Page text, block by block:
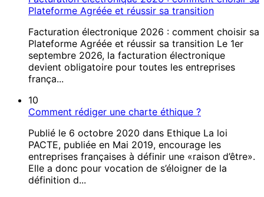
Plateforme Agréée et réussir sa transition
Facturation électronique 2026 : comment choisir sa
Plateforme Agréée et réussir sa transition Le 1er
septembre 2026, la facturation électronique
devient obligatoire pour toutes les entreprises
frança...
10
Comment rédiger une charte éthique ?
Publié le 6 octobre 2020 dans Ethique La loi
PACTE, publiée en Mai 2019, encourage les
entreprises françaises à définir une «raison d’être».
Elle a donc pour vocation de s’éloigner de la
définition d...